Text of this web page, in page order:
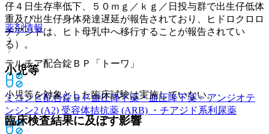
薬剤情報
テルチア配合錠ＢＰ「トーワ」
ミコンビ配合錠ＢＰ血圧降下薬・血圧降下薬 > アンジオテ
ンシン2 (A2) 受容体拮抗薬 (ARB) ・チアジド系利尿薬
仔４日生存率低下、５０ｍｇ／ｋｇ／日投与群で出生仔低体
重及び出生仔身体発達遅延が報告されており、ヒドロクロロ
チアジドは、ヒト母乳中へ移行することが報告されてい
る）。
小児等
小児等を対象とした臨床試験は実施していない。
臨床検査結果に及ぼす影響